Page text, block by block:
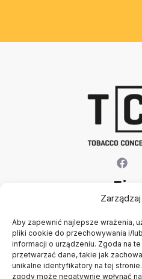
Aby zapewnić najlepsze wrażenia,
pliki cookie do przechowywania i/
informacji o urządzeniu. Zgoda na
przetwarzać dane, takie jak
unikalne identyfikatory na tej
zgody może negatywnie wpłynąć
Polityka